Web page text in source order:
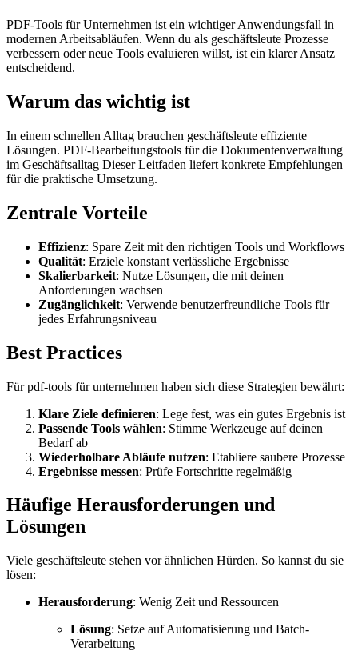
PDF-Tools für Unternehmen ist ein wichtiger Anwendungsfall in
modernen Arbeitsabläufen. Wenn du als geschäftsleute Prozesse
verbessern oder neue Tools evaluieren willst, ist ein klarer Ansatz
entscheidend.
Warum das wichtig ist
In einem schnellen Alltag brauchen geschäftsleute effiziente
Lösungen. PDF-Bearbeitungstools für die Dokumentenverwaltung
im Geschäftsalltag Dieser Leitfaden liefert konkrete Empfehlungen
für die praktische Umsetzung.
Zentrale Vorteile
Effizienz: Spare Zeit mit den richtigen Tools und Workflows
Qualität: Erziele konstant verlässliche Ergebnisse
Skalierbarkeit: Nutze Lösungen, die mit deinen
Anforderungen wachsen
Zugänglichkeit: Verwende benutzerfreundliche Tools für
jedes Erfahrungsniveau
Best Practices
Für pdf-tools für unternehmen haben sich diese Strategien bewährt:
Klare Ziele definieren: Lege fest, was ein gutes Ergebnis ist
Passende Tools wählen: Stimme Werkzeuge auf deinen
Bedarf ab
Wiederholbare Abläufe nutzen: Etabliere saubere Prozesse
Ergebnisse messen: Prüfe Fortschritte regelmäßig
Häufige Herausforderungen und
Lösungen
Viele geschäftsleute stehen vor ähnlichen Hürden. So kannst du sie
lösen:
Herausforderung: Wenig Zeit und Ressourcen
Lösung: Setze auf Automatisierung und Batch-
Verarbeitung